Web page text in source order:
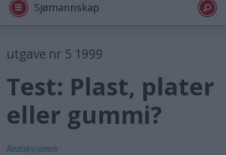
Sjømannskap
Arkiv
Video
utgave nr 5 1999
Test: Plast, plater
eller gummi?
Redaksjonen